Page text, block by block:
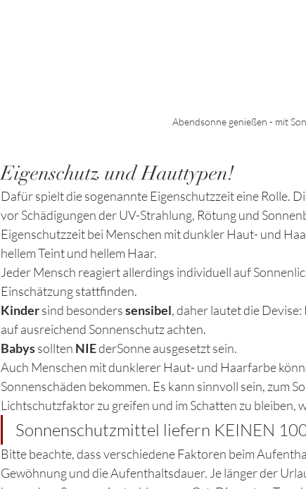
Abendsonne genießen - mit
Eigenschutz und Hauttypen!
Dafür spielt die sogenannte Eigenschutzzeit eine Rolle.
vor Schädigungen der UV-Strahlung, Rötung und
Eigenschutzzeit bei Menschen mit dunkler Haut- und
hellem Teint und hellem Haar.
Jeder Mensch reagiert allerdings individuell auf
Einschätzung stattfinden.
Kinder sind besonders sensibel, daher lautet die
auf ausreichend Sonnenschutz achten.
Babys sollten NIE derSonne ausgesetzt sein.
Auch Menschen mit dunklerer Haut- und Haarfarbe
Sonnenschäden bekommen. Es kann sinnvoll sein, zum
Lichtschutzfaktor zu greifen und im Schatten zu bleiben,
Sonnenschutzmittel liefern KEINEN
Bitte beachte, dass verschiedene Faktoren beim
Gewöhnung und die Aufenthaltsdauer. Je länger der